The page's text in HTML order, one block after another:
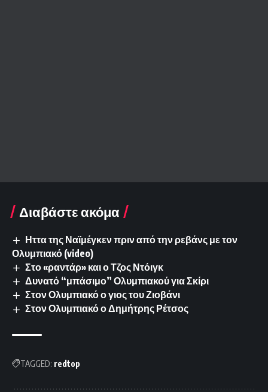
Διαβάστε ακόμα
Ηττα της Ναϊμέγκεν πριν από την ρεβάνς με τον
Ολυμπιακό (video)
Στο «ραντάρ» και ο Τζος Ντόιγκ
Δυνατό “μπάσιμο” Ολυμπιακού για Σκίρι
Στον Ολυμπιακό ο γιος του Ζιοβάνι
Στον Ολυμπιακό ο Δημήτρης Ρέτσος
TAGGED: redtop